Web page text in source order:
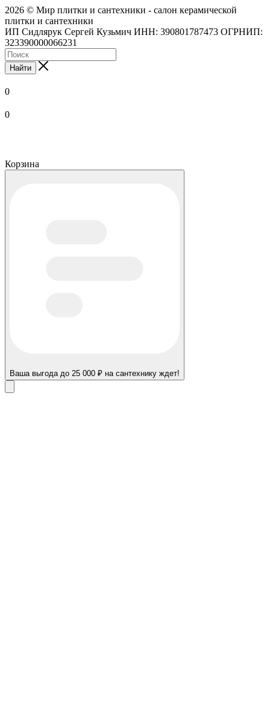
2026 © Мир плитки и сантехники - салон керамической
плитки и сантехники
ИП Сидлярук Сергей Кузьмич ИНН: 390801787473 ОГРНИП:
323390000066231
Найти
0
0
Корзина
Ваша выгода до 25 000 ₽ на сантехнику ждет!